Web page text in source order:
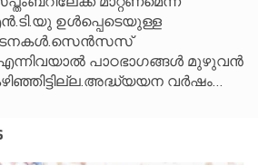
ഉൾപ്പെടെയുള്ള
എന്നിവയാൽ പാഠഭാഗങ്ങൾ മുഴുവൻ
വർഷം…